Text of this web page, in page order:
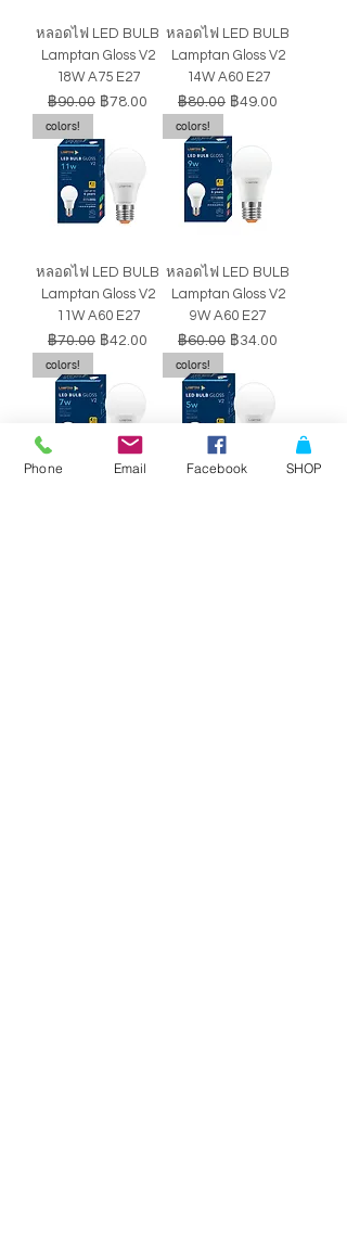
หลอดไฟ LED BULB
Lamptan Gloss V2
18W A75 E27
ราคาปกติ
฿90.00 ราคาขายลด
฿78.00
หลอดไฟ LED BULB
Lamptan Gloss V2
14W A60 E27
ราคาปกติ
฿80.00 ราคาขายลด
฿49.00
colors!
หลอดไฟ LED BULB
Lamptan Gloss V2
11W A60 E27
ราคาปกติ
฿70.00 ราคาขายลด
฿42.00
colors!
หลอดไฟ LED BULB
Lamptan Gloss V2
9W A60 E27
ราคาปกติ
฿60.00 ราคาขายลด
฿34.00
colors!
colors!
Phone Email Facebook SHOP